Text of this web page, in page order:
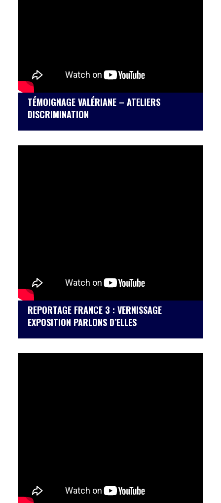
TÉMOIGNAGE VALÉRIANE – ATELIERS
DISCRIMINATION
REPORTAGE FRANCE 3 : VERNISSAGE
EXPOSITION PARLONS D’ELLES